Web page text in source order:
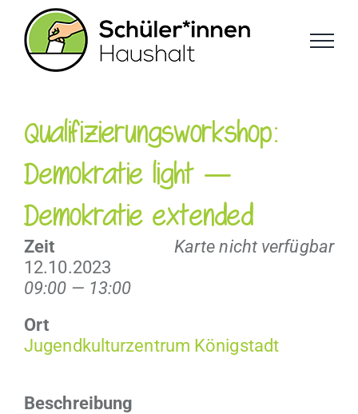
Inhalt
springen
Qualifizierungsworkshop:
Demokratie light —
Demokratie extended
Karte nicht verfügbar
Zeit
12.10.2023
09:00 — 13:00
Ort
Jugend­kul­turzen­trum Königstadt
Beschrei­bung